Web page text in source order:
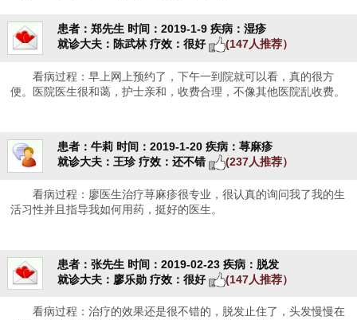
患者：郑先生 时间：2019-1-9 疾病：湿疹
就诊大夫：陈武林 疗效：很好 (147人推荐）
看病过程：早上网上预约了，下午一到院就可以看，真的很方
便。医院医生很和蔼，护士亲和，收费合理，不像其他医院乱收费。
患者：牛莉 时间：2019-1-20 疾病：荨麻疹
就诊大夫：王珍 疗效：还不错 (237人推荐）
看病过程：廖医生治疗荨麻疹很专业，很认真的询问我了我的生
活习性并且指导我如何用药，挺好的医生。
患者：张先生 时间：2019-02-23 疾病：脱发
就诊大夫：廖乐勋 疗效：很好 (147人推荐）
看病过程：治疗的效果还是很不错的，脱发止住了，头发慢慢在